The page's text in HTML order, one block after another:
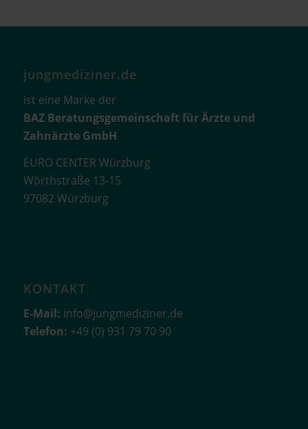
jungmediziner.de
ist eine Marke der
BAZ Beratungsgemeinschaft für Ärzte und
Zahnärzte GmbH
EURO CENTER Würzburg
Wörthstraße 13-15
97082 Würzburg
KONTAKT
E-Mail: info@jungmediziner.de
Telefon: +49 (0) 931 79 70 90